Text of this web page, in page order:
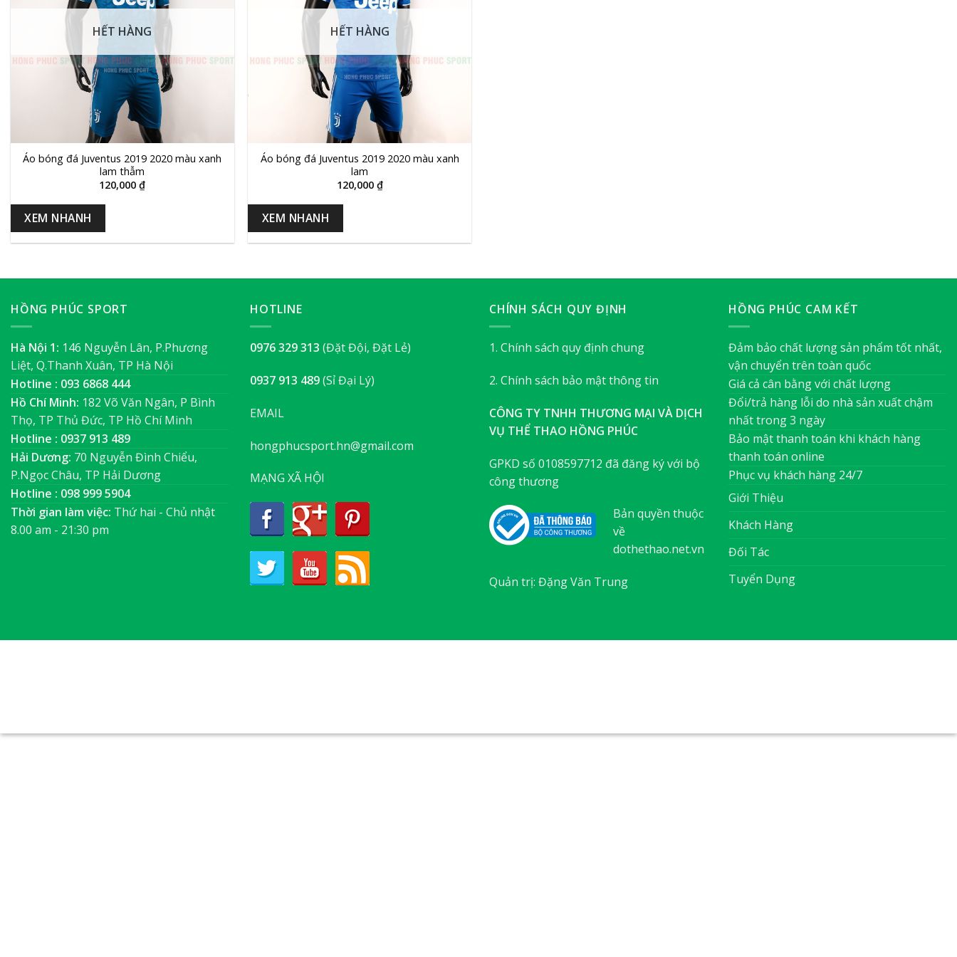
HẾT HÀNG
Áo bóng đá Juventus 2019 2020 màu xanh
lam thẫm
120,000₫
XEM NHANH
HẾT HÀNG
Áo bóng đá Juventus 2019 2020 màu xanh
lam
120,000 ₫
XEM NHANH
HỒNG PHÚC SPORT
Hà Nội 1: 146 Nguyễn Lân, P.Phương
Liệt, Q.Thanh Xuân, TP Hà Nội
Hotline : 093 6868 444
Hồ Chí Minh: 182 Võ Văn Ngân, P Bình
Thọ, TP Thủ Đức, TP Hồ Chí Minh
Hotline : 0937 913 489
Hải Dương: 70 Nguyễn Đình Chiểu,
P.Ngọc Châu, TP Hải Dương
Hotline : 098 999 5904
Thời gian làm việc: Thứ hai - Chủ nhật
8.00 am - 21:30 pm
HOTLINE
0976 329 313 (Đặt Đội, Đặt Lẻ)
0937 913 489(Sỉ Đại Lý)
EMAIL
hongphucsport.hn@gmail.com
MẠNG XÃ HỘI
CHÍNH SÁCH QUY ĐỊNH
1. Chính sách quy định chung
2. Chính sách bảo mật thông tin
CÔNG TY TNHH THƯƠNG MẠI VÀ DỊCH
VỤ THỂ THAO HỒNG PHÚC
GPKD số 0108597712 đã đăng ký với bộ
công thương
Bản quyền thuộc
về
dothethao.net.vn
Quản trị: Đặng Văn Trung
HỒNG PHÚC CAM KẾT
Đảm bảo chất lượng sản phẩm tốt nhất,
vận chuyển trên toàn quốc
Giá cả cân bằng với chất lượng
Đổi/trả hàng lỗi do nhà sản xuất chậm
nhất trong 3 ngày
Bảo mật thanh toán khi khách hàng
thanh toán online
Phục vụ khách hàng 24/7
Giới Thiệu
Khách Hàng
Đối Tác
Tuyển Dụng